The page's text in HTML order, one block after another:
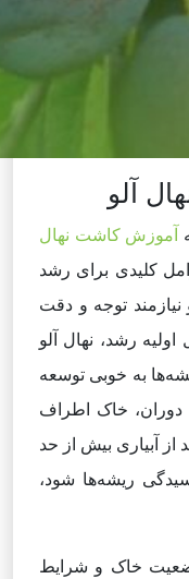
آلو
آموزش کاشت نهال
کلیدی برای رشد
توجه و دقت
رشد، نهال آلو
به خوبی توسعه
دوران، خاک اطراف
از آبیاری بیش از حد
ریشه‌ها شود،
وضعیت خاک و شرایط